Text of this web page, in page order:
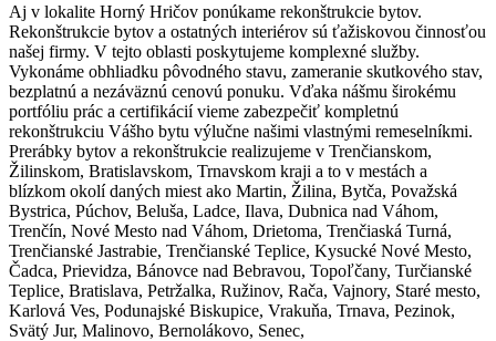
Aj v lokalite Horný Hričov ponúkame rekonštrukcie bytov.
Rekonštrukcie bytov a ostatných interiérov sú ťažiskovou činnosťou
našej firmy. V tejto oblasti poskytujeme komplexné služby.
Vykonáme obhliadku pôvodného stavu, zameranie skutkového stav,
bezplatnú a nezáväznú cenovú ponuku. Vďaka nášmu širokému
portfóliu prác a certifikácií vieme zabezpečiť kompletnú
rekonštrukciu Vášho bytu výlučne našimi vlastnými remeselníkmi.
Prerábky bytov a rekonštrukcie realizujeme v Trenčianskom,
Žilinskom, Bratislavskom, Trnavskom kraji a to v mestách a
blízkom okolí daných miest ako Martin, Žilina, Bytča, Považská
Bystrica, Púchov, Beluša, Ladce, Ilava, Dubnica nad Váhom,
Trenčín, Nové Mesto nad Váhom, Drietoma, Trenčiaská Turná,
Trenčianské Jastrabie, Trenčianské Teplice, Kysucké Nové Mesto,
Čadca, Prievidza, Bánovce nad Bebravou, Topoľčany, Turčianské
Teplice, Bratislava, Petržalka, Ružinov, Rača, Vajnory, Staré mesto,
Karlová Ves, Podunajské Biskupice, Vrakuňa, Trnava, Pezinok,
Svätý Jur, Malinovo, Bernolákovo, Senec,